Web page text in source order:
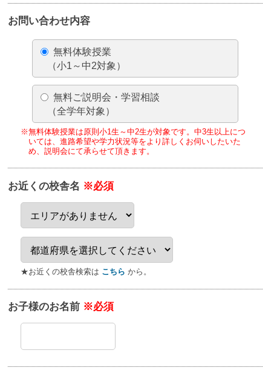
お問い合わせ内容
無料体験授業
（小1～中2対象）
無料ご説明会・学習相談
（全学年対象）
※無料体験授業は原則小1生～中2生が対象です。中3生以上につ
いては、進路希望や学力状況等をより詳しくお伺いしたいた
め、説明会にて承らせて頂きます。
お近くの校舎名 ※必須
★お近くの校舎検索は こちら から。
お子様のお名前 ※必須